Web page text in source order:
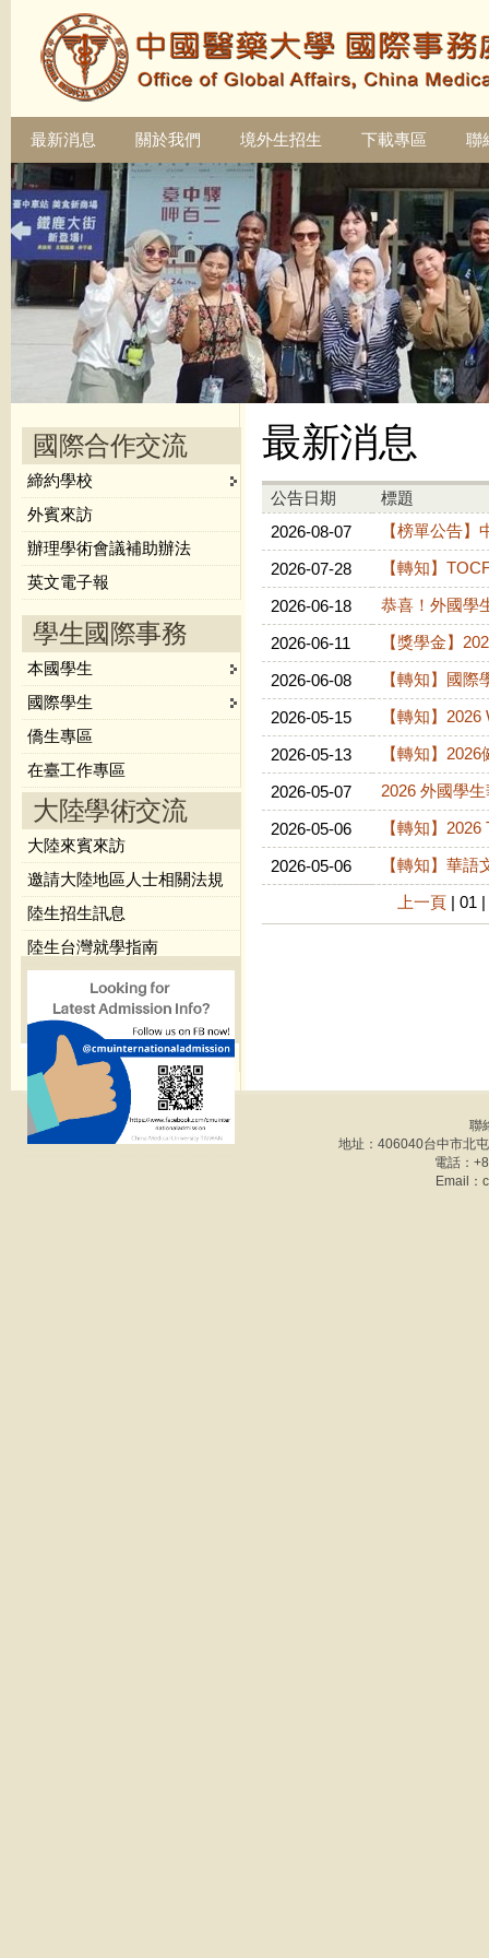
最新消息 關於我們 境外生招生 下載專區 聯
最新消息
公告日期
標題
2026-08-07
【榜單公告
2026-07-28 【轉知】
2026-06-18 恭喜！外國學
2026-06-11 【獎學金】
2026-06-08 【轉知】國
2026-05-15 【轉知】
2026-05-13 【轉知】
2026-05-07 2026 外國學
2026-05-06 【轉知】
2026-05-06
【轉知】華
上一頁 | 01 |
國際合作交流
締約學校
外賓來訪
辦理學術會議補助辦法
英文電子報
學生國際事務
本國學生
國際學生
僑生專區
在臺工作專區
大陸學術交流
大陸來賓來訪
邀請大陸地區人士相關法規
陸生招生訊息
陸生台灣就學指南
聯
地址：406040台中市北
電話：
Email：